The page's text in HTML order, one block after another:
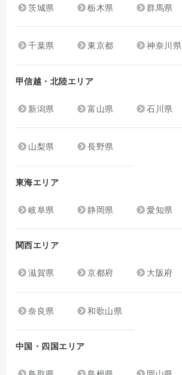
茨城県 栃木県 群馬県
千葉県 東京都 神奈川県
甲信越・北陸エリア
新潟県 富山県 石川県
山梨県 長野県
東海エリア
岐阜県 静岡県 愛知県
関西エリア
滋賀県 京都府 大阪府
奈良県 和歌山県
中国・四国エリア